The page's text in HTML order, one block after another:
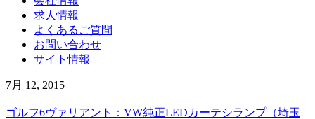
求人情報
よくあるご質問
お問い合わせ
サイト情報
7月 12, 2015
ゴルフ6ヴァリアント：VW純正LEDカーテシランプ（埼玉